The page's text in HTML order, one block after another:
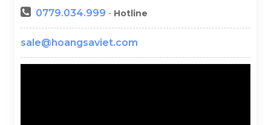
0779.034.999 - Hotline
sale@hoangsaviet.com